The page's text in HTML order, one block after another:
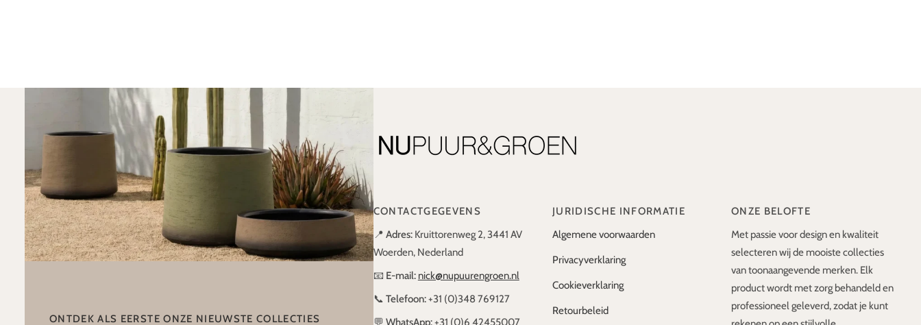
ONTDEK ALS EERSTE ONZE NIEUWSTE COLLECTIES
CONTACTGEGEVENS
📍 Adres:Kruittorenweg 2, 3441 AV
Woerden, Nederland
📧 E-mail: nick@nupuurengroen.nl
📞 Telefoon:+31 (0)348 769127
💬 WhatsApp:+31 (0)6 42455007
JURIDISCHE INFORMATIE
Algemene voorwaarden
Privacyverklaring
Cookieverklaring
Retourbeleid
ONZE BELOFTE
Met passie voor design en kwaliteit
selecteren wij de mooiste collecties
van toonaangevende merken. Elk
product wordt met zorg behandeld en
professioneel geleverd, zodat je kunt